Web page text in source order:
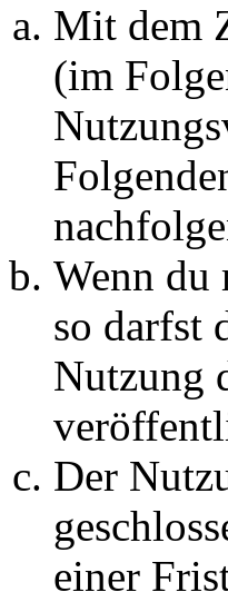
Mit dem
(im
Wenn du
so darfst
Nutzung
Der
einer